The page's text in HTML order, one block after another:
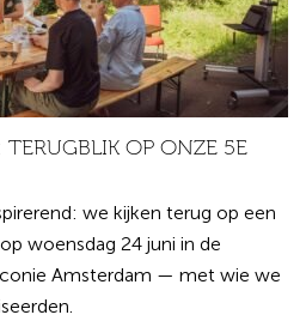
OP ONZE 5E
we kijken terug op een
woensdag 24 juni in de
Amsterdam — met wie we